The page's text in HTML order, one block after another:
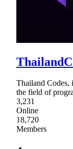
Thailand Codes,
the field of
3,231
Online
18,720
Members